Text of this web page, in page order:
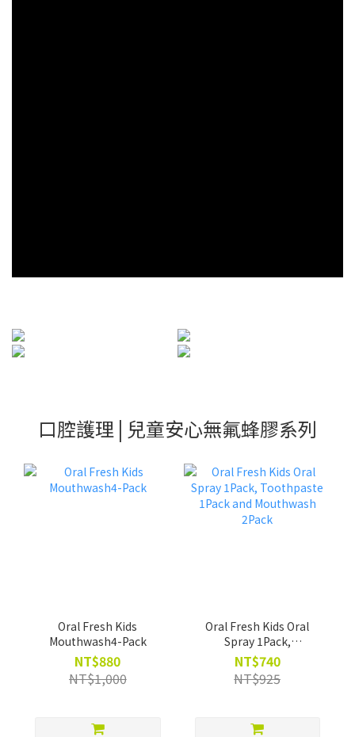
口腔護理 | 兒童安心無氟蜂膠系列
Oral Fresh Kids
Mouthwash4-Pack
NT$880
NT$1,000
Oral Fresh Kids Oral
Spray 1Pack,
Toothpaste 1Pack and
Mouthwash 2Pack
NT$740
NT$925